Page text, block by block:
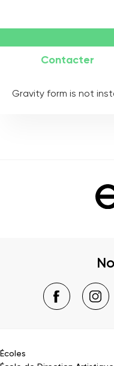
Contacter
Gravity form is not
Écoles